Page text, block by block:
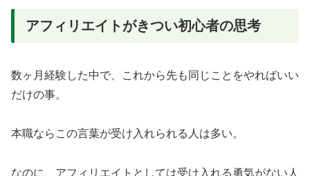
アフィリエイトがきつい初心者の思考
数ヶ月経験した中で、これから先も同じことをやればいい
だけの事。
本職ならこの言葉が受け入れられる人は多い。
なのに、アフィリエイトとしては受け入れる勇気がない人